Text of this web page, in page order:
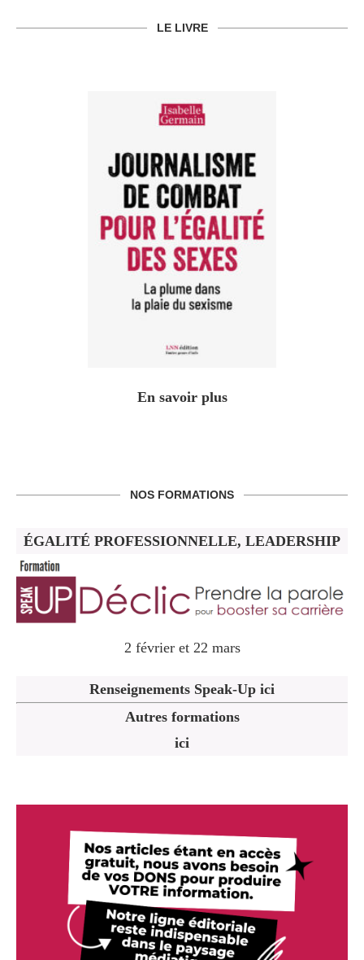
LE LIVRE
En savoir plus
NOS FORMATIONS
ÉGALITÉ PROFESSIONNELLE, LEADERSHIP
2 février et 22 mars
Renseignements Speak-Up ici
Autres formations
ici